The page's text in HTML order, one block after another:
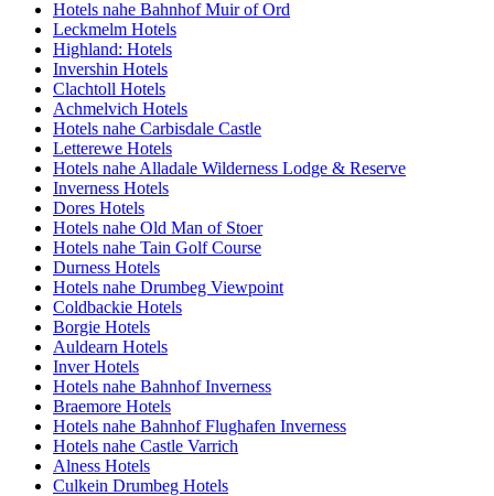
Hotels nahe Bahnhof Muir of Ord
Leckmelm Hotels
Highland: Hotels
Invershin Hotels
Clachtoll Hotels
Achmelvich Hotels
Hotels nahe Carbisdale Castle
Letterewe Hotels
Hotels nahe Alladale Wilderness Lodge & Reserve
Inverness Hotels
Dores Hotels
Hotels nahe Old Man of Stoer
Hotels nahe Tain Golf Course
Durness Hotels
Hotels nahe Drumbeg Viewpoint
Coldbackie Hotels
Borgie Hotels
Auldearn Hotels
Inver Hotels
Hotels nahe Bahnhof Inverness
Braemore Hotels
Hotels nahe Bahnhof Flughafen Inverness
Hotels nahe Castle Varrich
Alness Hotels
Culkein Drumbeg Hotels